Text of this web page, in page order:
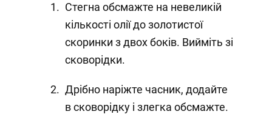
Стегна обсмажте на невеликій
кількості олії до золотистої
скоринки з двох боків. Вийміть зі
сковорідки.
Дрібно наріжте часник, додайте
в сковорідку і злегка обсмажте.